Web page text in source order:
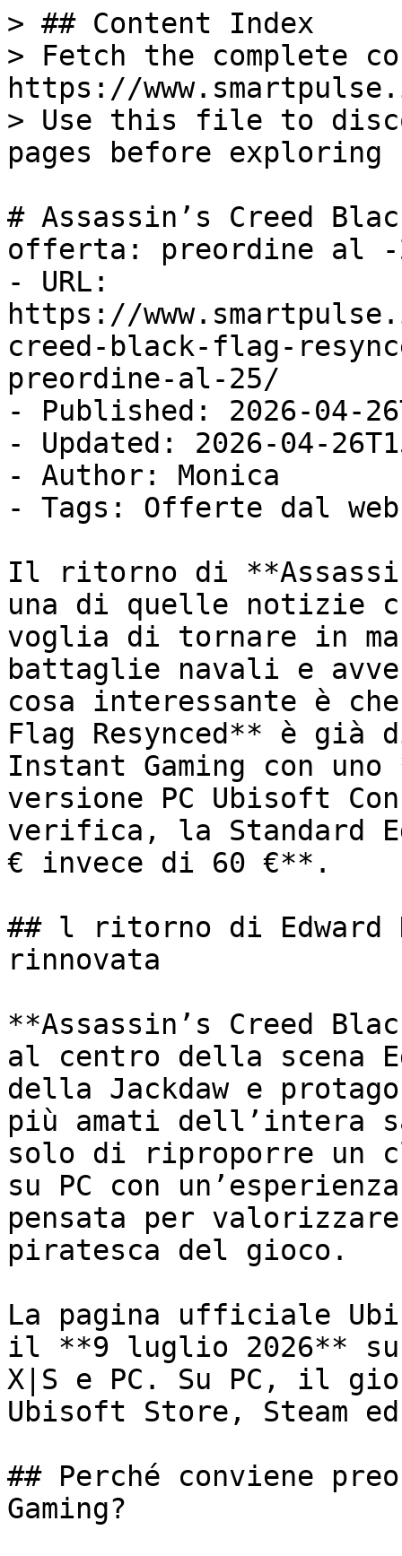
> ## Content Index
> Fetch the complete
https://
> Use this file to
pages before
# Assassin’s Creed
offerta: preordine al -
- URL:
https://
creed-black-flag-
preordine-al-25/
- Published: 2026-04-
- Updated: 2026-04-
- Author: Monica
- Tags: Offerte dal web
Il ritorno di
una di quelle notizie
voglia di tornare in
battaglie navali e
cosa interessante è
Flag Resynced** è
Instant Gaming con
versione PC Ubisoft
verifica, la Standard
€ invece di 60 €**.
## l ritorno di Edward
rinnovata
**Assassin’s Creed
al centro della scena
della Jackdaw e
più amati dell’intera
solo di riproporre un
su PC con
pensata per
piratesca del gioco.
La pagina ufficiale
il **9 luglio 2026** su
X|S e PC. Su PC, il
Ubisoft Store, Steam
## Perché conviene
Gaming?